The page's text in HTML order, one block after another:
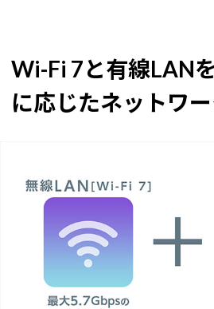
Wi-Fi 7と有線LAN
に応じたネットワ